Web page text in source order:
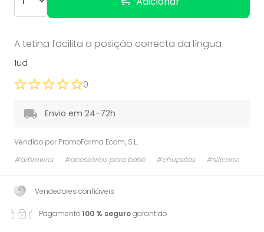
A tetina facilita a posição correcta da língua
1ud
0
Envio em 24-72h
Vendido por PromoFarma Ecom, S.L.
#drbrowns
#acessórios para bebé #chupetas #silicone
Vendedores confiáveis
Pagamento100 % segurogarantido